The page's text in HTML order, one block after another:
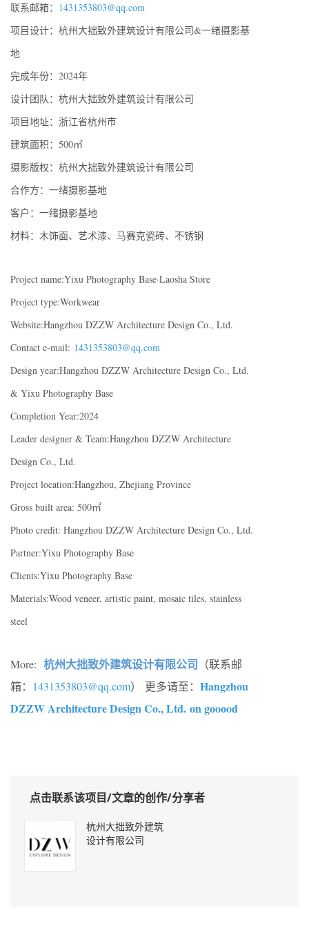
联系邮箱： 1431353803@qq.com
项目设计：杭州大拙致外建筑设计有限公司&一绪摄影基
地
完成年份：2024年
设计团队：杭州大拙致外建筑设计有限公司
项目地址：浙江省杭州市
建筑面积：500㎡
摄影版权：杭州大拙致外建筑设计有限公司
合作方：一绪摄影基地
客户：一绪摄影基地
材料：木饰面、艺术漆、马赛克瓷砖、不锈钢
Project name:Yixu Photography Base·Laosha Store
Project type:Workwear
Website:Hangzhou DZZW Architecture Design Co., Ltd.
Contact e-mail: 1431353803@qq.com
Design year:Hangzhou DZZW Architecture Design Co., Ltd.
& Yixu Photography Base
Completion Year:2024
Leader designer & Team:Hangzhou DZZW Architecture
Design Co., Ltd.
Project location:Hangzhou, Zhejiang Province
Gross built area: 500㎡
Photo credit: Hangzhou DZZW Architecture Design Co., Ltd.
Partner:Yixu Photography Base
Clients:Yixu Photography Base
Materials:Wood veneer, artistic paint, mosaic tiles, stainless
steel
More: 杭州大拙致外建筑设计有限公司 （联系邮
箱： 1431353803@qq.com） 更多请至： Hangzhou
DZZW Architecture Design Co., Ltd. on gooood
点击联系该项目/文章的创作/分享者
杭州大拙致外建筑
设计有限公司